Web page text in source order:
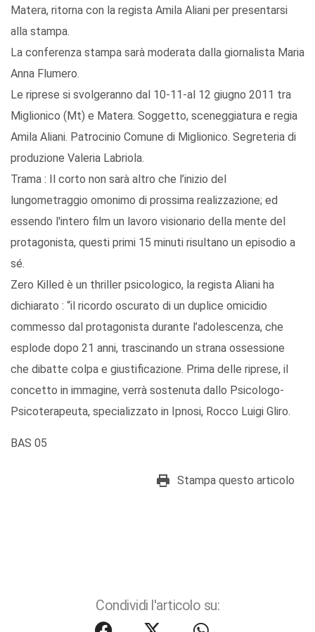
Matera, ritorna con la regista Amila Aliani per presentarsi
alla stampa.
La conferenza stampa sarà moderata dalla giornalista Maria
Anna Flumero.
Le riprese si svolgeranno dal 10-11-al 12 giugno 2011 tra
Miglionico (Mt) e Matera. Soggetto, sceneggiatura e regia
Amila Aliani. Patrocinio Comune di Miglionico. Segreteria di
produzione Valeria Labriola.
Trama : Il corto non sarà altro che l’inizio del
lungometraggio omonimo di prossima realizzazione; ed
essendo l'intero film un lavoro visionario della mente del
protagonista, questi primi 15 minuti risultano un episodio a
sé.
Zero Killed è un thriller psicologico, la regista Aliani ha
dichiarato : “il ricordo oscurato di un duplice omicidio
commesso dal protagonista durante l’adolescenza, che
esplode dopo 21 anni, trascinando un strana ossessione
che dibatte colpa e giustificazione. Prima delle riprese, il
concetto in immagine, verrà sostenuta dallo Psicologo-
Psicoterapeuta, specializzato in Ipnosi, Rocco Luigi Gliro.
BAS 05
Stampa questo articolo
Condividi l'articolo su: